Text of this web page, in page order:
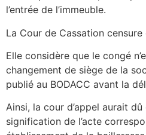
l’entrée de l’immeuble.
La Cour de Cassation censure
Elle considère que le congé
changement de siège de la
publié au BODACC avant la
Ainsi, la cour d’appel aurait
signification de l’acte